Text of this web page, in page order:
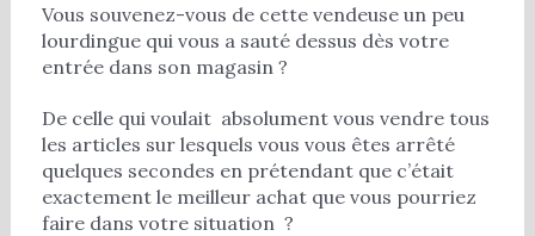
Vous souvenez-vous de cette vendeuse un peu
lourdingue qui vous a sauté dessus dès votre
entrée dans son magasin ?
De celle qui voulait absolument vous vendre tous
les articles sur lesquels vous vous êtes arrêté
quelques secondes en prétendant que c’était
exactement le meilleur achat que vous pourriez
faire dans votre situation ?